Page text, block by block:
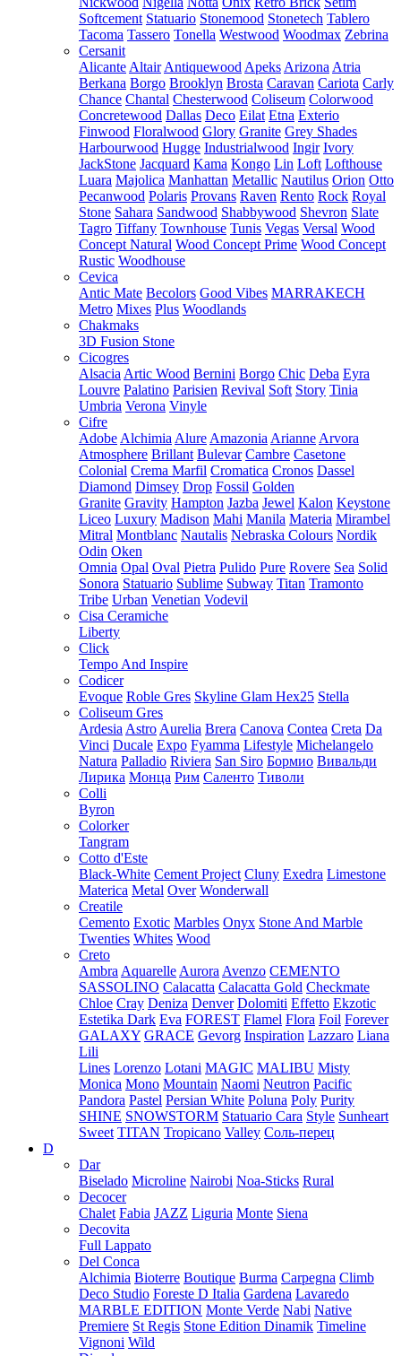
Softcement Statuario Stonemood Stonetech Tablero
Tacoma Tassero Tonella Westwood Woodmax Zebrina
Cersanit
Alicante Altair Antiquewood Apeks Arizona Atria
Berkana Borgo Brooklyn Brosta Caravan Cariota Carly
Chance Chantal Chesterwood Coliseum Colorwood
Concretewood Dallas Deco Eilat Etna Exterio
Finwood Floralwood Glory Granite Grey Shades
Harbourwood Hugge Industrialwood Ingir Ivory
JackStone Jacquard Kama Kongo Lin Loft Lofthouse
Luara Majolica Manhattan Metallic Nautilus Orion Otto
Pecanwood Polaris Provans Raven Rento Rock Royal
Stone Sahara Sandwood Shabbywood Shevron Slate
Tagro Tiffany Townhouse Tunis Vegas Versal Wood
Concept Natural Wood Concept Prime Wood Concept
Rustic Woodhouse
Cevica
Antic Mate Becolors Good Vibes MARRAKECH
Metro Mixes Plus Woodlands
Chakmaks
3D Fusion Stone
Cicogres
Alsacia Artic Wood Bernini Borgo Chic Deba Eyra
Louvre Palatino Parisien Revival Soft Story Tinia
Umbria Verona Vinyle
Cifre
Adobe Alchimia Alure Amazonia Arianne Arvora
Atmosphere Brillant Bulevar Cambre Casetone
Colonial Crema Marfil Cromatica Cronos Dassel
Diamond Dimsey Drop Fossil Golden
Granite Gravity Hampton Jazba Jewel Kalon Keystone
Liceo Luxury Madison Mahi Manila Materia Mirambel
Mitral Montblanc Nautalis Nebraska Colours Nordik
Odin Oken
Omnia Opal Oval Pietra Pulido Pure Rovere Sea Solid
Sonora Statuario Sublime Subway Titan Tramonto
Tribe Urban Venetian Vodevil
Cisa Ceramiche
Liberty
Click
Tempo And Inspire
Codicer
Evoque Roble Gres Skyline Glam Hex25 Stella
Coliseum Gres
Ardesia Astro Aurelia Brera Canova Contea Creta Da
Vinci Ducale Expo Fyamma Lifestyle Michelangelo
Natura Palladio Riviera San Siro Бормио Вивальди
Лирика Монца Рим Саленто Тиволи
Colli
Byron
Colorker
Tangram
Cotto d'Este
Black-White Cement Project Cluny Exedra Limestone
Materica Metal Over Wonderwall
Creatile
Cemento Exotic Marbles Onyx Stone And Marble
Twenties Whites Wood
Creto
Ambra Aquarelle Aurora Avenzo CEMENTO
SASSOLINO Calacatta Calacatta Gold Checkmate
Chloe Cray Deniza Denver Dolomiti Effetto Ekzotic
Estetika Dark Eva FOREST Flamel Flora Foil Forever
GALAXY GRACE Gevorg Inspiration Lazzaro Liana
Lili
Lines Lorenzo Lotani MAGIC MALIBU Misty
Monica Mono Mountain Naomi Neutron Pacific
Pandora Pastel Persian White Poluna Poly Purity
SHINE SNOWSTORM Statuario Cara Style Sunheart
Sweet TITAN Tropicano Valley Соль-перец
D
Dar
Biselado Microline Nairobi Noa-Sticks Rural
Decocer
Chalet Fabia JAZZ Liguria Monte Siena
Decovita
Full Lappato
Del Conca
Alchimia Bioterre Boutique Burma Carpegna Climb
Deco Studio Foreste D Italia Gardena Lavaredo
MARBLE EDITION Monte Verde Nabi Native
Premiere St Regis Stone Edition Dinamik Timeline
Vignoni Wild